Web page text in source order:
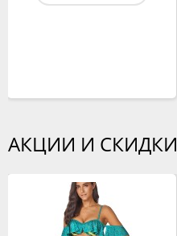
АКЦИИ И СКИДКИ